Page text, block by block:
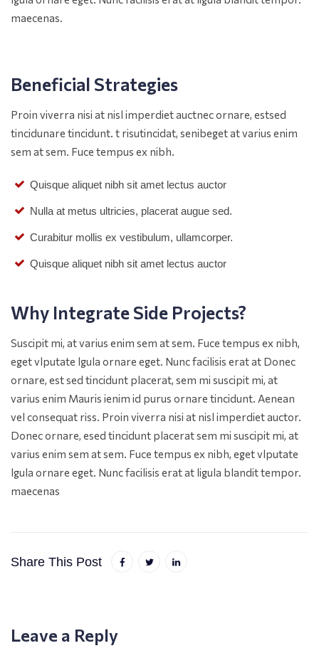
maecenas.
Beneficial Strategies
Proin viverra nisi at nisl imperdiet auctnec ornare, estsed
tincidunare tincidunt. t risutincidat, senibeget at varius enim
sem at sem. Fuce tempus ex nibh.
Quisque aliquet nibh sit amet lectus auctor
Nulla at metus ultricies, placerat augue sed.
Curabitur mollis ex vestibulum, ullamcorper.
Quisque aliquet nibh sit amet lectus auctor
Why Integrate Side Projects?
Suscipit mi, at varius enim sem at sem. Fuce tempus ex nibh,
eget vlputate lgula ornare eget. Nunc facilisis erat at Donec
ornare, est sed tincidunt placerat, sem mi suscipit mi, at
varius enim Mauris ienim id purus ornare tincidunt. Aenean
vel consequat riss. Proin viverra nisi at nisl imperdiet auctor.
Donec ornare, esed tincidunt placerat sem mi suscipit mi, at
varius enim sem at sem. Fuce tempus ex nibh, eget vlputate
lgula ornare eget. Nunc facilisis erat at ligula blandit tempor.
maecenas
Share This Post
Leave a Reply